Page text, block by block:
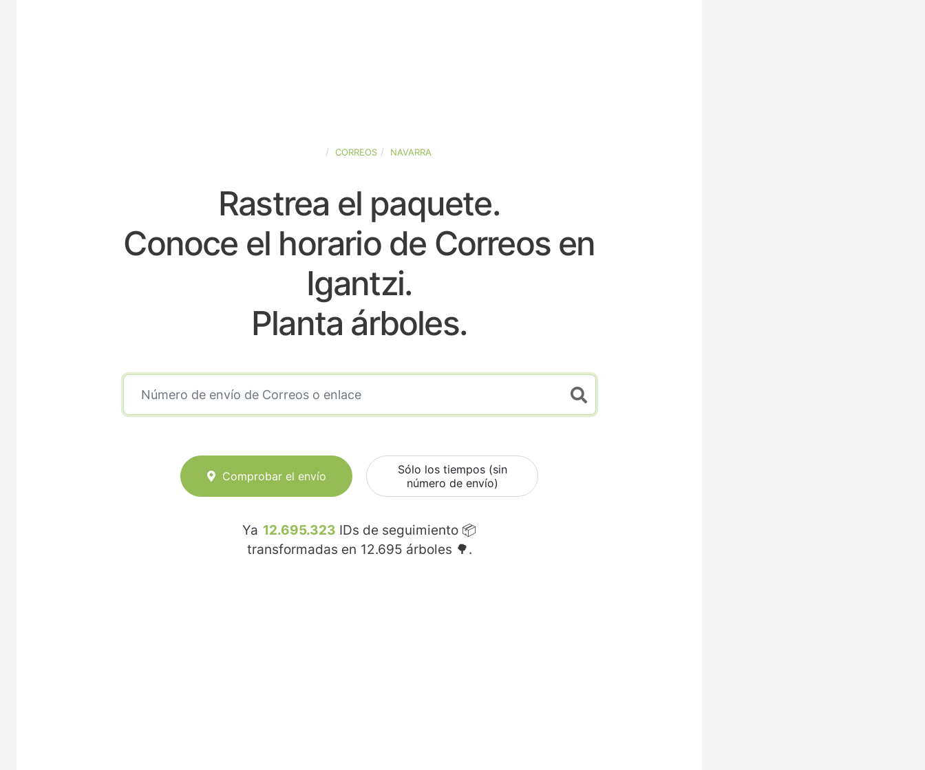
CORREOS NAVARRA
Rastrea el paquete.
Conoce el horario de Correos en
Igantzi.
Planta árboles.
Comprobar el envío
Sólo los tiempos (sin
número de envío)
Ya 12.695.323 IDs de seguimiento 📦
transformadas en 12.695 árboles 🌳.